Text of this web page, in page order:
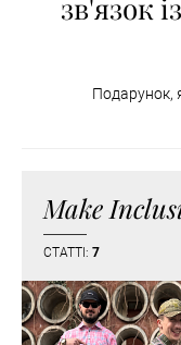
зв'язок
Подарунок,
Make
СТАТТІ: 7